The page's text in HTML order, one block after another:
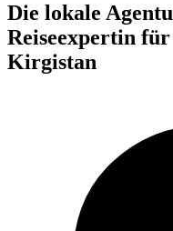
Die lokale
Reiseexpertin
Kirgistan